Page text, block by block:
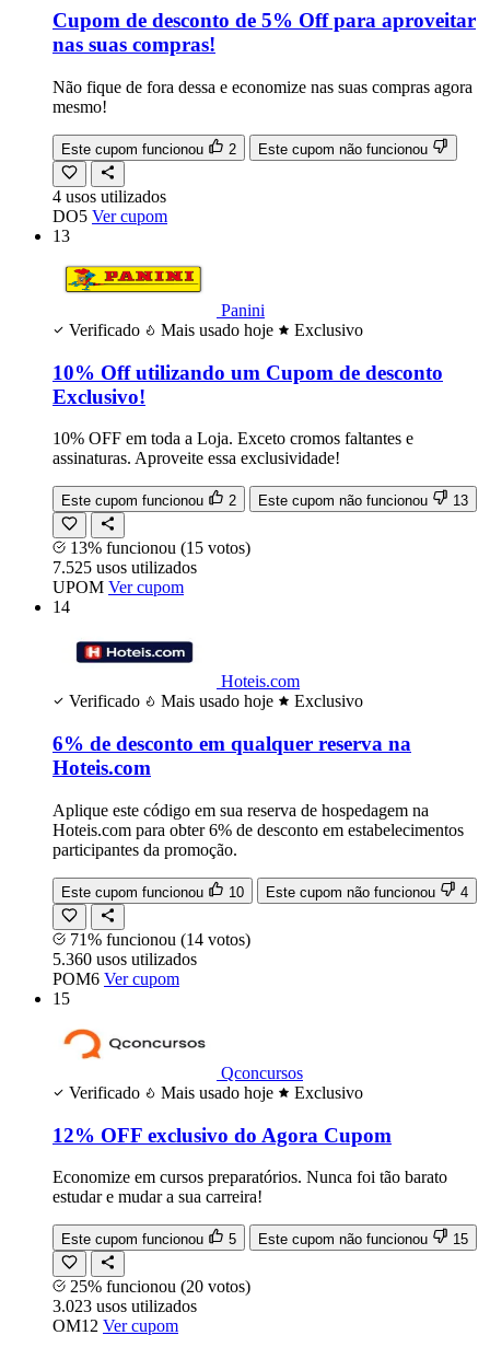
Cupom de desconto de 5% Off para aproveitar
nas suas compras!
Não fique de fora dessa e economize nas suas compras agora
mesmo!
Este cupom funcionou 2 Este cupom não funcionou
4 usos utilizados
DO5 Ver cupom
13
Panini
Verificado
Mais usado hoje Exclusivo
10% Off utilizando um Cupom de desconto
Exclusivo!
10% OFF em toda a Loja. Exceto cromos faltantes e
assinaturas. Aproveite essa exclusividade!
Este cupom funcionou 2 Este cupom não funcionou 13
13% funcionou (15 votos)
7.525 usos utilizados
UPOM Ver cupom
14
Hoteis.com
Verificado
Mais usado hoje Exclusivo
6% de desconto em qualquer reserva na
Hoteis.com
Aplique este código em sua reserva de hospedagem na
Hoteis.com para obter 6% de desconto em estabelecimentos
participantes da promoção.
Este cupom funcionou 10 Este cupom não funcionou 4
71% funcionou (14 votos)
5.360 usos utilizados
POM6 Ver cupom
15
Qconcursos
Verificado
Mais usado hoje Exclusivo
12% OFF exclusivo do Agora Cupom
Economize em cursos preparatórios. Nunca foi tão barato
estudar e mudar a sua carreira!
Este cupom funcionou 5 Este cupom não funcionou 15
25% funcionou (20 votos)
3.023 usos utilizados
OM12 Ver cupom